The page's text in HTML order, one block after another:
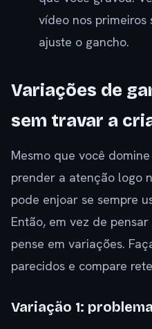
vídeo nos primeiros
ajuste o gancho.
Variações de
sem travar a
Mesmo que você
prender a atenção logo
pode enjoar se sempre
Então, em vez de
pense em variações.
parecidos e compare
Variação 1: